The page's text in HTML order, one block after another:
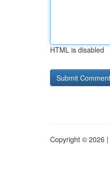
HTML is disabled
Copyright © 2026 |